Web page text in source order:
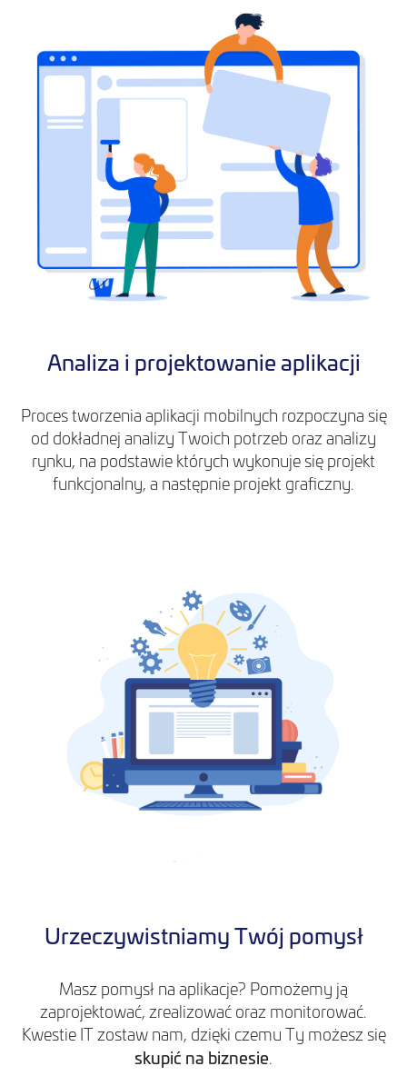
Analiza i projektowanie aplikacji
Proces tworzenia aplikacji mobilnych rozpoczyna się
od dokładnej analizy Twoich potrzeb oraz analizy
rynku, na podstawie których wykonuje się projekt
funkcjonalny, a następnie projekt graficzny.
Urzeczywistniamy Twój pomysł
Masz pomysł na aplikacje? Pomożemy ją
zaprojektować, zrealizować oraz monitorować.
Kwestie IT zostaw nam, dzięki czemu Ty możesz się
skupić na biznesie.